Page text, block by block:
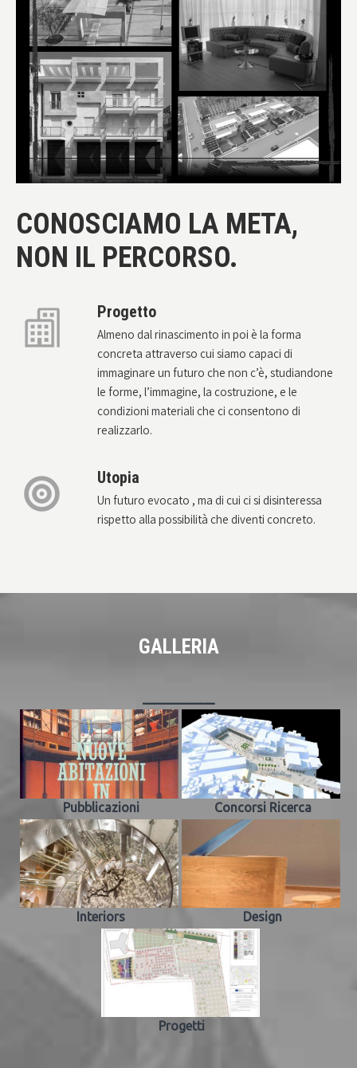
CONOSCIAMO LA META,
NON IL PERCORSO.
Progetto
Almeno dal rinascimento in poi è la forma
concreta attraverso cui siamo capaci di
immaginare un futuro che non c’è, studiandone
le forme, l’immagine, la costruzione, e le
condizioni materiali che ci consentono di
realizzarlo.
Utopia
Un futuro evocato , ma di cui ci si disinteressa
rispetto alla possibilità che diventi concreto.
GALLERIA
Pubblicazioni Concorsi Ricerca
Interiors Design
Progetti